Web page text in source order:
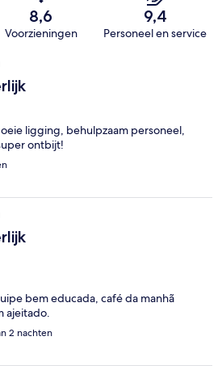
8,6
Voorzieningen
9,4
Personeel en service
ligging, behulpzaam personeel,
ontbijt!
bem educada, café da manhã
ajeitado.
2 nachten